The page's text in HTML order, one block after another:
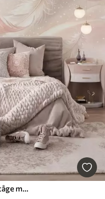
Fint, luftigt fjer i en ferskenrosa tåge med glans